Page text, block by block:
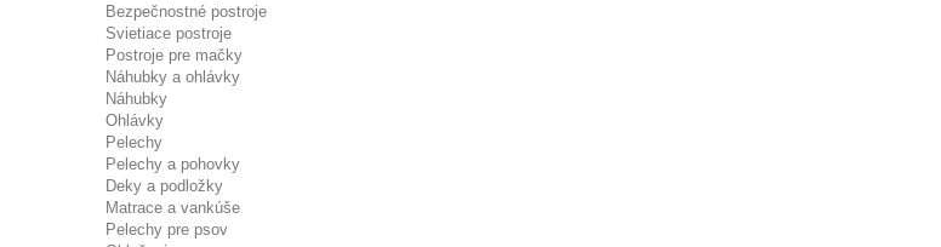
Bezpečnostné postroje
Svietiace postroje
Postroje pre mačky
Náhubky a ohlávky
Náhubky
Ohlávky
Pelechy
Pelechy a pohovky
Deky a podložky
Matrace a vankúše
Pelechy pre psov